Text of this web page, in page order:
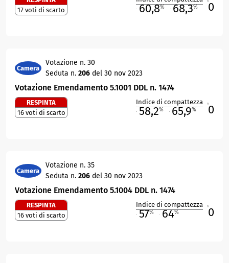
17 voti di scarto
60,8% 68,3% 0
Camera
Votazione n. 30
Seduta n. 206 del 30 nov 2023
Votazione Emendamento 5.1001 DDL n. 1474
RESPINTA
16 voti di scarto
Indice di compattezza
58,2% 65,9% 0
Camera
Votazione n. 35
Seduta n. 206 del 30 nov 2023
Votazione Emendamento 5.1004 DDL n. 1474
RESPINTA
16 voti di scarto
Indice di compattezza
57% 64% 0